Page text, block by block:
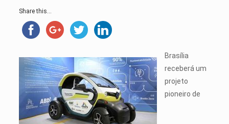
Share this...
Brasília
receberá um
projeto
pioneiro de